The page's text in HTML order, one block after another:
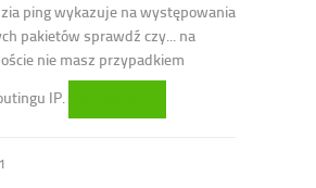
ping wykazuje na występowania
pakietów sprawdź czy... na
nie masz przypadkiem
IP.